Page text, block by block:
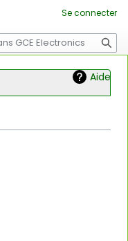
Aide
Se connecter